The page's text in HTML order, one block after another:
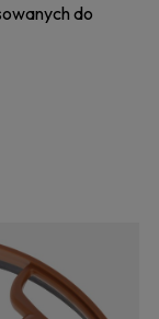
do